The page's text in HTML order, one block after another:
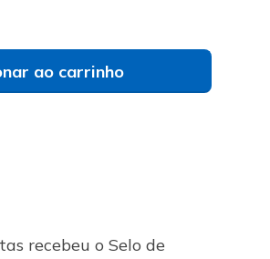
ao carrinho
recebeu o Selo de